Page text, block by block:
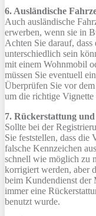
6. Ausländische
Auch ausländische
erwerben, wenn sie in
Achten Sie darauf,
unterschiedlich sein
mit einem Wohnmobil
müssen Sie eventuell
Überprüfen Sie vor
um die richtige Vignette
7. Rückerstattung
Sollte bei der
Sie feststellen, dass die
falsche Kennzeichen
schnell wie möglich zu
korrigiert werden, aber
beim Kundendienst der
immer eine
benutzt wurde.